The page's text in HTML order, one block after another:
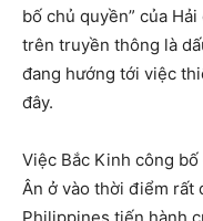
bố chủ quyền” của
trên truyền thông là
đang hướng tới việc
đây.
Việc Bắc Kinh công
Ân ở vào thời điểm rất